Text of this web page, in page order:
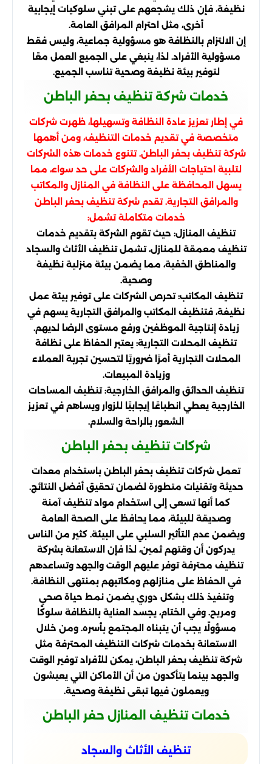
نظيفة، فإن ذلك يشجعهم على تبني سلوكيات إيجابية
أخرى، مثل احترام المرافق العامة.
إن الالتزام بالنظافة هو مسؤولية جماعية، وليس فقط
مسؤولية الأفراد. لذا، ينبغي على الجميع العمل معًا
لتوفير بيئة نظيفة وصحية تناسب الجميع.
خدمات شركة تنظيف بحفر الباطن
في إطار تعزيز عادة النظافة وتسهيلها، ظهرت شركات
متخصصة في تقديم خدمات التنظيف، ومن أهمها
شركة تنظيف بحفر الباطن. تتنوع خدمات هذه الشركات
لتلبية احتياجات الأفراد والشركات على حد سواء، مما
يسهل المحافظة على النظافة في المنازل والمكاتب
والمرافق التجارية. تقدم شركة تنظيف بحفر الباطن
خدمات متكاملة تشمل:
تنظيف المنازل: حيث تقوم الشركة بتقديم خدمات
تنظيف معمقة للمنازل، تشمل تنظيف الأثاث والسجاد
والمناطق الخفية، مما يضمن بيئة منزلية نظيفة
وصحية.
تنظيف المكاتب: تحرص الشركات على توفير بيئة عمل
نظيفة، فتنظيف المكاتب والمرافق التجارية يسهم في
زيادة إنتاجية الموظفين ورفع مستوى الرضا لديهم.
تنظيف المحلات التجارية: يعتبر الحفاظ على نظافة
المحلات التجارية أمرًا ضروريًا لتحسين تجربة العملاء
وزيادة المبيعات.
تنظيف الحدائق والمرافق الخارجية: تنظيف المساحات
الخارجية يعطي انطباعًا إيجابيًا للزوار ويساهم في تعزيز
الشعور بالراحة والسلام.
شركات تنظيف بحفر الباطن
تعمل شركات تنظيف بحفر الباطن باستخدام معدات
حديثة وتقنيات متطورة لضمان تحقيق أفضل النتائج.
كما أنها تسعى إلى استخدام مواد تنظيف آمنة
وصديقة للبيئة، مما يحافظ على الصحة العامة
ويضمن عدم التأثير السلبي على البيئة. كثير من الناس
يدركون أن وقتهم ثمين، لذا فإن الاستعانة بشركة
تنظيف محترفة توفر عليهم الوقت والجهد وتساعدهم
في الحفاظ على منازلهم ومكاتبهم بمنتهى النظافة.
وتنفيذ ذلك بشكل دوري يضمن نمط حياة صحي
ومريح. وفي الختام، يجسد العناية بالنظافة سلوكًا
مسؤولًا يجب أن يتبناه المجتمع بأسره. ومن خلال
الاستعانة بخدمات شركات التنظيف المحترفة مثل
شركة تنظيف بحفر الباطن، يمكن للأفراد توفير الوقت
والجهد بينما يتأكدون من أن الأماكن التي يعيشون
ويعملون فيها تبقى نظيفة وصحية.
خدمات تنظيف المنازل حفر الباطن
تنظيف الأثاث والسجاد